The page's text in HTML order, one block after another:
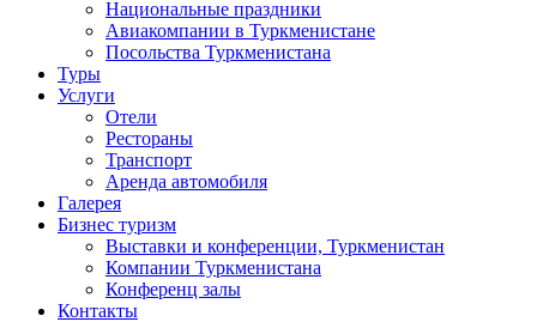
Национальные праздники
Авиакомпании в Туркменистане
Посольства Туркменистана
Туры
Услуги
Отели
Рестораны
Транспорт
Аренда автомобиля
Галерея
Бизнес туризм
Выставки и конференции, Туркменистан
Компании Туркменистана
Конференц залы
Контакты